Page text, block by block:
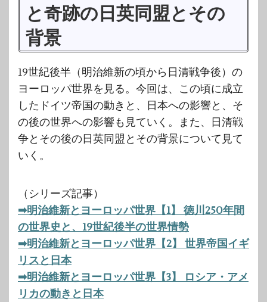
と奇跡の日英同盟とその
背景
19世紀後半（明治維新の頃から日清戦争後）の
ヨーロッパ世界を見る。今回は、この頃に成立
したドイツ帝国の動きと、日本への影響と、そ
の後の世界への影響も見ていく。また、日清戦
争とその後の日英同盟とその背景について見て
いく。
（シリーズ記事）
➡明治維新とヨーロッパ世界【1】 徳川250年間
の世界史と、19世紀後半の世界情勢
➡明治維新とヨーロッパ世界【2】 世界帝国イギ
リスと日本
➡明治維新とヨーロッパ世界【3】 ロシア・アメ
リカの動きと日本